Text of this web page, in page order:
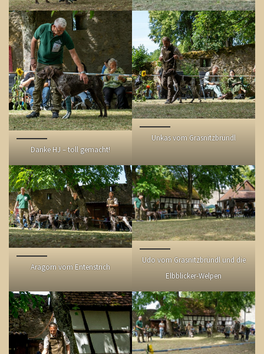
Danke HJ – toll gemacht!
Unkas vom Grasnitzbründl
Aragorn vom Entenstrich
Udo vom Grasnitzbründl und die
Elbblicker-Welpen